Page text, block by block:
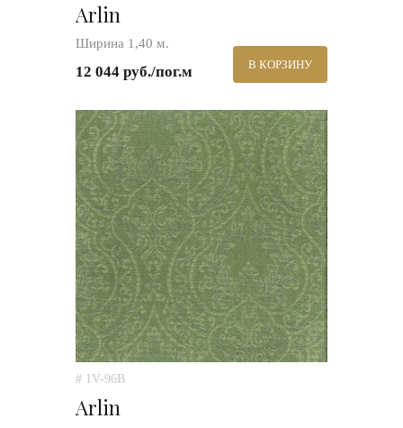
Arlin
Ширина 1,40 м.
12 044 руб./пог.м В КОРЗИНУ
# 1V-96B
Arlin